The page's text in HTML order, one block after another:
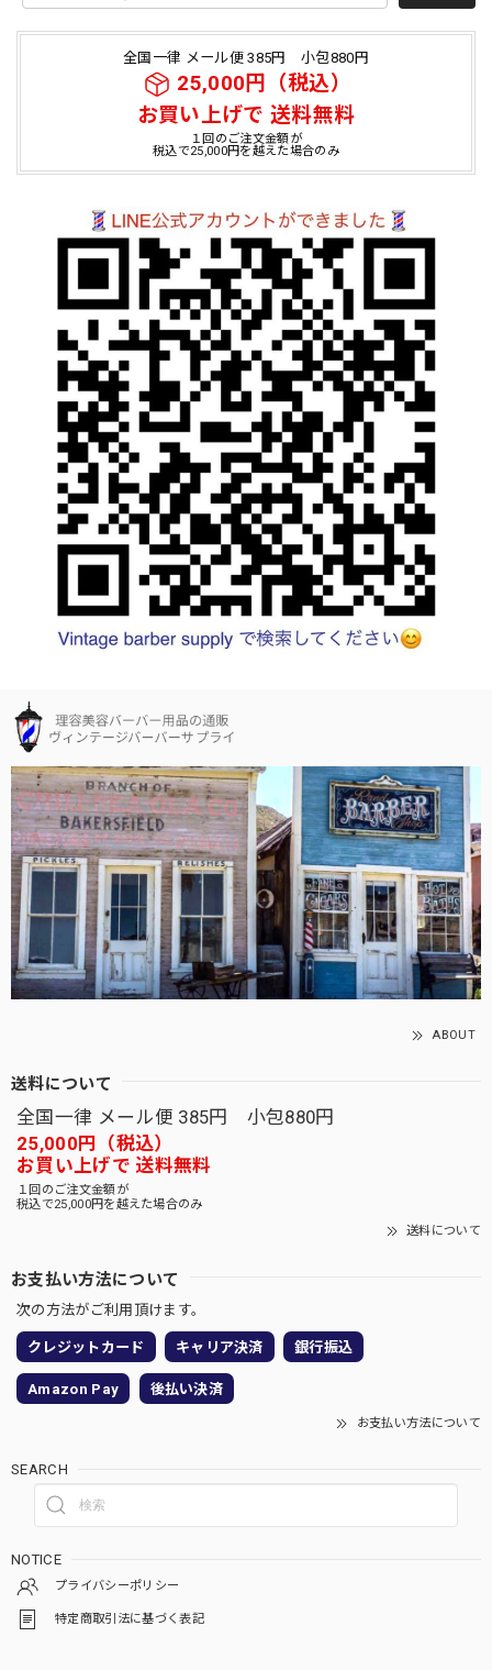
全国一律 メール便 385円 小包880円
25,000円（税込）
お買い上げで 送料無料
１回のご注文金額が
税込で25,000円を越えた場合のみ
ABOUT
送料について
全国一律 メール便 385円 小包880円
25,000円（税込）
お買い上げで 送料無料
１回のご注文金額が
税込で25,000円を越えた場合のみ
送料について
お支払い方法について
次の方法がご利用頂けます。
クレジットカード キャリア決済 銀行振込
Amazon Pay 後払い決済
お支払い方法について
SEARCH
NOTICE
プライバシーポリシー
特定商取引法に基づく表記